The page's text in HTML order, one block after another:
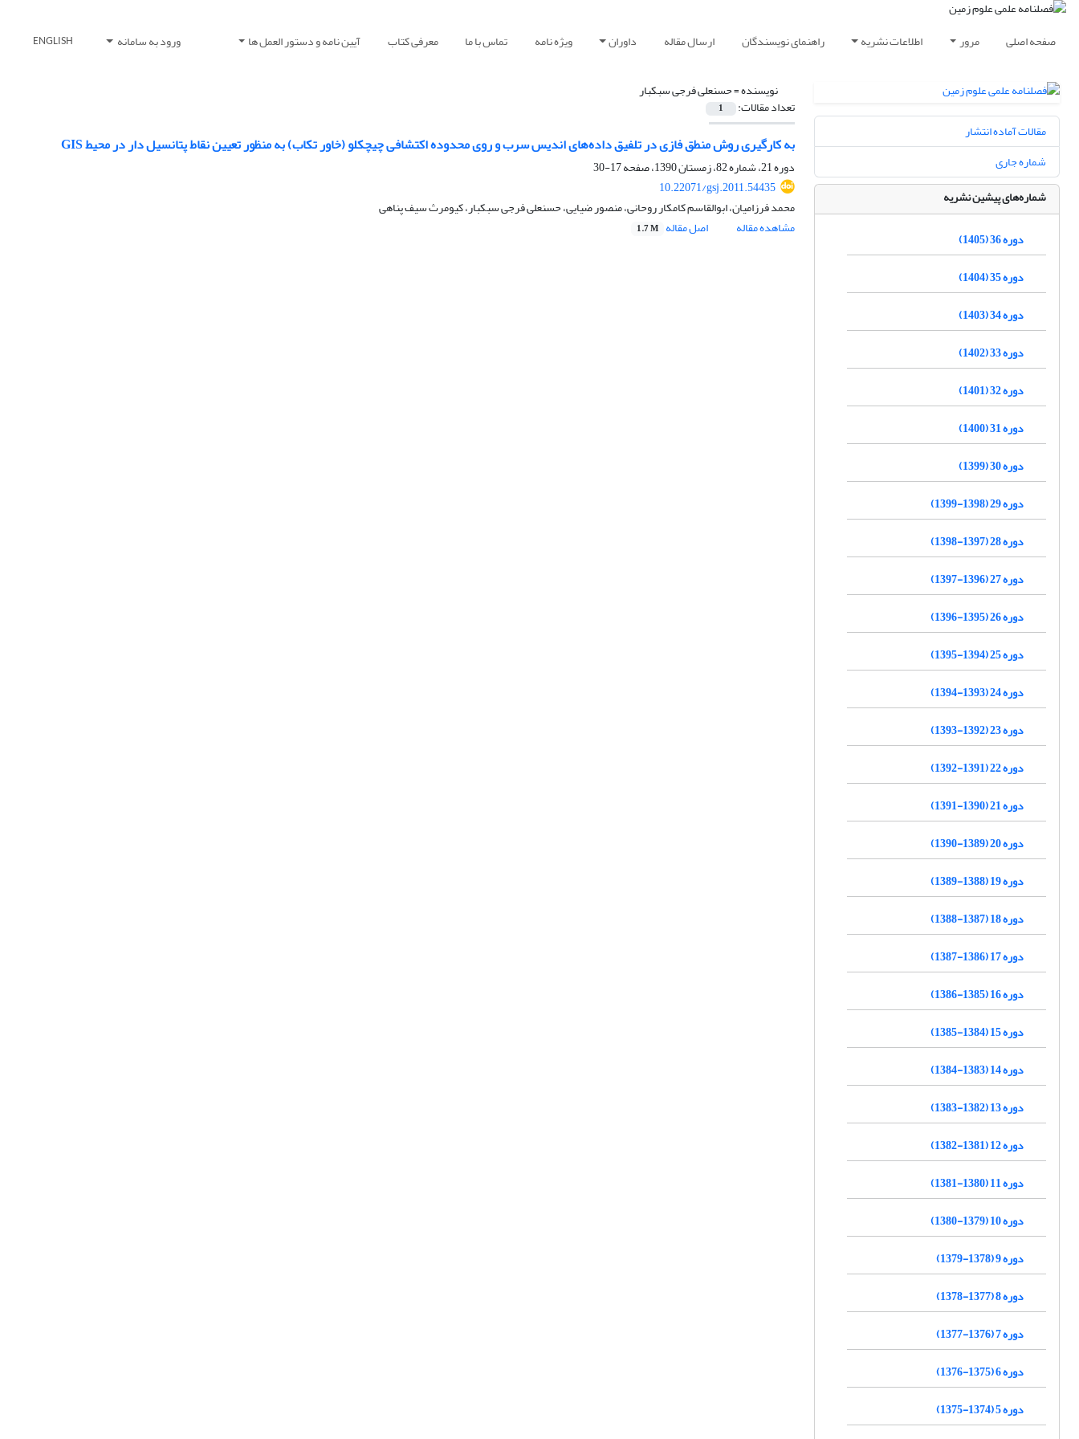
صفحه اصلی مرور اطلاعات نشریه راهنمای نویسندگان ارسال مقاله داوران ویژه نامه تماس با ما معرفی کتاب آیین نامه و دستور العمل ها ورود به سامانه ENGLISH
نویسنده =حسنعلی فرجی سبکبار
تعداد مقالات: 1
به کارگیری روش منطق فازی در تلفیق داده‌های اندیس سرب و روی محدوده اکتشافی چیچکلو (خاور تکاب) به منظور تعیین نقاط پتانسیل دار در محیط GIS
دوره 21، شماره 82، زمستان 1390، صفحه
17-30
10.22071/gsj.2011.54435
محمد فرزامیان، ابوالقاسم کامکار روحانی، منصور ضیایی، حسنعلی فرجی سبکبار، کیومرث سیف پناهی
مشاهده مقاله
اصل مقاله 1.7 M
مقالات آماده انتشار
شماره جاری
شماره‌های پیشین نشریه
دوره 36 (1405)
دوره 35 (1404)
دوره 34 (1403)
دوره 33 (1402)
دوره 32 (1401)
دوره 31 (1400)
دوره 30 (1399)
دوره 29 (1398-1399)
دوره 28 (1397-1398)
دوره 27 (1396-1397)
دوره 26 (1395-1396)
دوره 25 (1394-1395)
دوره 24 (1393-1394)
دوره 23 (1392-1393)
دوره 22 (1391-1392)
دوره 21 (1390-1391)
دوره 20 (1389-1390)
دوره 19 (1388-1389)
دوره 18 (1387-1388)
دوره 17 (1386-1387)
دوره 16 (1385-1386)
دوره 15 (1384-1385)
دوره 14 (1383-1384)
دوره 13 (1382-1383)
دوره 12 (1381-1382)
دوره 11 (1380-1381)
دوره 10 (1379-1380)
دوره 9 (1378-1379)
دوره 8 (1377-1378)
دوره 7 (1376-1377)
دوره 6 (1375-1376)
دوره 5 (1374-1375)